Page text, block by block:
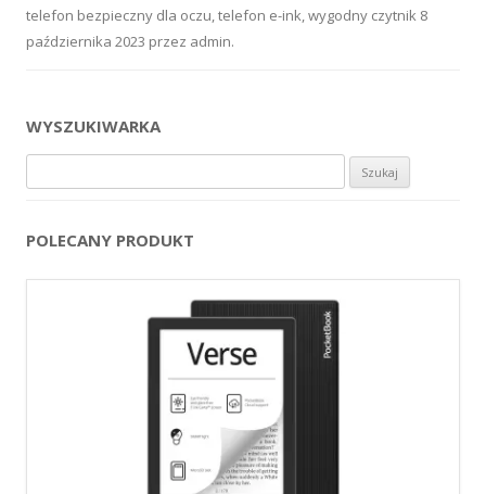
telefon bezpieczny dla oczu,telefon e-ink,wygodny czytnik 8
października 2023 przez admin.
WYSZUKIWARKA
POLECANY PRODUKT